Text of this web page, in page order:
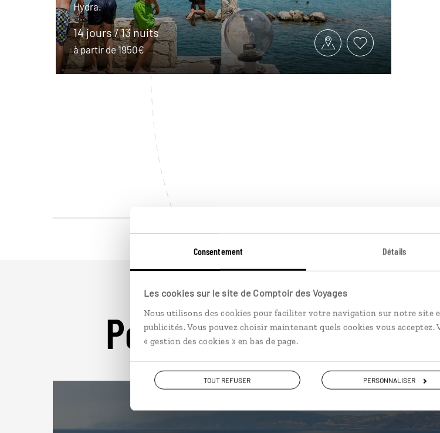
Consentement Détails
Les cookies sur le site de Comptoir des Voyages
Nous utilisons des cookies pour faciliter votre navigation sur notre site
publicités. Vous pouvez choisir maintenant quels cookies vous
« gestion des cookies » en bas de page.
TOUT REFUSER PERSONNALISER
Hydra.
14 jours / 13 nuits
à partir de 1950€
Pour aller plus loin